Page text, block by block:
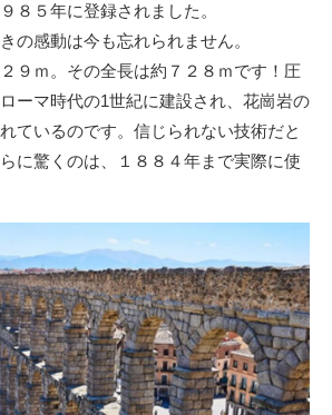
８５年に登録されました。
の感動は今も忘れられません。
９ｍ。その全長は約７２８ｍです！圧
ーマ時代の1世紀に建設され、花崗岩の
ているのです。信じられない技術だと
に驚くのは、１８８４年まで実際に使